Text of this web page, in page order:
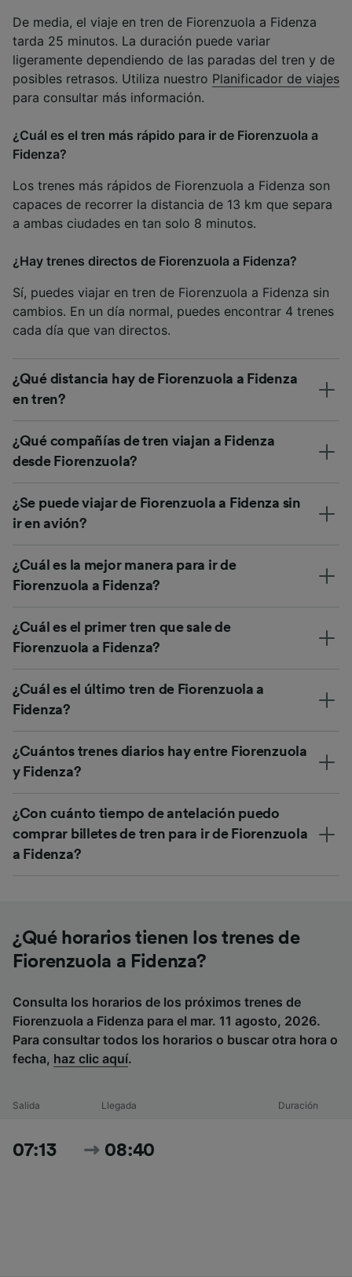
De media, el viaje en tren de Fiorenzuola a Fidenza
tarda 25 minutos. La duración puede variar
ligeramente dependiendo de las paradas del tren y de
posibles retrasos. Utiliza nuestro Planificador de viajes
para consultar más información.
¿Cuál es el tren más rápido para ir de Fiorenzuola a
Fidenza?
Los trenes más rápidos de Fiorenzuola a Fidenza son
capaces de recorrer la distancia de 13 km que separa
a ambas ciudades en tan solo 8 minutos.
¿Hay trenes directos de Fiorenzuola a Fidenza?
Sí, puedes viajar en tren de Fiorenzuola a Fidenza sin
cambios. En un día normal, puedes encontrar 4 trenes
cada día que van directos.
¿Qué distancia hay de Fiorenzuola a Fidenza
en tren?
¿Qué compañías de tren viajan a Fidenza
desde Fiorenzuola?
¿Se puede viajar de Fiorenzuola a Fidenza sin
ir en avión?
¿Cuál es la mejor manera para ir de
Fiorenzuola a Fidenza?
¿Cuál es el primer tren que sale de
Fiorenzuola a Fidenza?
¿Cuál es el último tren de Fiorenzuola a
Fidenza?
¿Cuántos trenes diarios hay entre Fiorenzuola
y Fidenza?
¿Con cuánto tiempo de antelación puedo
comprar billetes de tren para ir de Fiorenzuola
a Fidenza?
¿Qué horarios tienen los trenes de
Fiorenzuola a Fidenza?
Consulta los horarios de los próximos trenes de
Fiorenzuola a Fidenza para el mar. 11 agosto, 2026.
Para consultar todos los horarios o buscar otra hora o
fecha, haz clic aquí.
Salida Llegada Duración
07:13 08:40